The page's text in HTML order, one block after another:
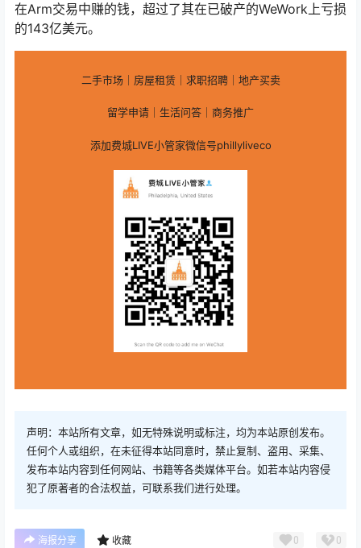
在Arm交易中赚的钱，超过了其在已破产的WeWork上亏损
的143亿美元。
二手市场｜房屋租赁｜求职招聘｜地产买卖
留学申请｜生活问答｜商务推广
添加费城LIVE小管家微信号phillyliveco
声明：本站所有文章，如无特殊说明或标注，均为本站原创发布。
任何个人或组织，在未征得本站同意时，禁止复制、盗用、采集、
发布本站内容到任何网站、书籍等各类媒体平台。如若本站内容侵
犯了原著者的合法权益，可联系我们进行处理。
海报分享 收藏 0 0